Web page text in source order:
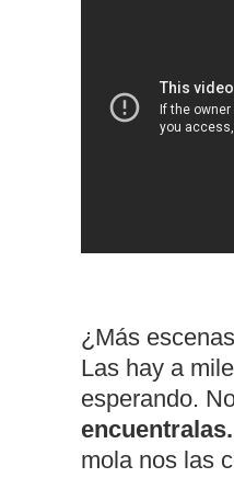
¿Más
Las hay a
esperando.
encuentralas.
mola nos las